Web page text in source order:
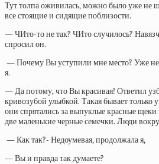
Тут толпа оживилась, можно было уже не
все стоящие и сидящие поблизости.
— ЧИто-то не так? ЧИто случилось?
спросил он.
— Почему Вы уступили мне место? Уже не
я.
— Да потому, что Вы красивая! Ответил
кривозубой улыбкой. Такая бывает только
они спрятались за выпуклые красные
две маленькие черные семечки. Люди
— Как так?- Недоумевая, продолжала я,
— Вы и правда так думаете?